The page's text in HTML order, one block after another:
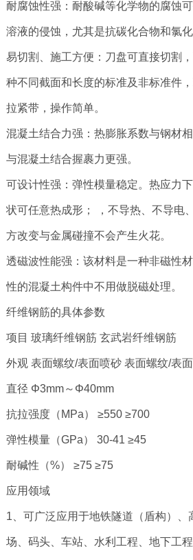
耐腐蚀性强：耐酸碱等化学物的腐蚀
溶液的侵蚀，尤其是抗碳化合物和氯
易切割、施工方便：刀盘可直接切割
种不同截面和长度的标准及非标准件
拉紧带，操作简单。
混凝土结合力强：热膨胀系数与钢材
与混凝土结合握裹力更强。
可设计性强：弹性模量稳定。热应力
状可任意热成形； ，不导热、不导电
方改变与金属碰撞不会产生火花。
透磁波性能强：该材料是一种非磁性
性的混凝土构件中不用做脱磁处理。
纤维钢筋的具体参数
项目 玻璃纤维钢筋 玄武岩纤维钢筋
外观 表面螺纹/表面喷砂 表面螺纹/表
直径 Φ3mm～Φ40mm
抗拉强度（MPa） ≥550 ≥700
弹性模量（GPa） 30-41 ≥45
耐碱性（%） ≥75 ≥75
应用领域
1、可广泛应用于地铁隧道（盾构）、
场、码头、车站、水利工程、地下工程